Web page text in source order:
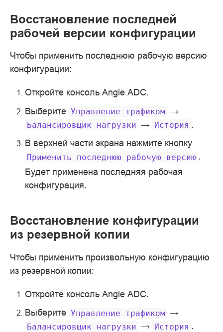
Восстановление последней
рабочей версии конфигурации
Чтобы применить последнюю рабочую версию
конфигурации:
Откройте консоль Angie ADC.
Выберите Управление трафиком →
Балансировщик нагрузки → История .
В верхней части экрана нажмите кнопку
Применить последнюю рабочую версию .
Будет применена последняя рабочая
конфигурация.
Восстановление конфигурации
из резервной копии
Чтобы применить произвольную конфигурацию
из резервной копии:
Откройте консоль Angie ADC.
Выберите Управление трафиком →
Балансировщик нагрузки → История .